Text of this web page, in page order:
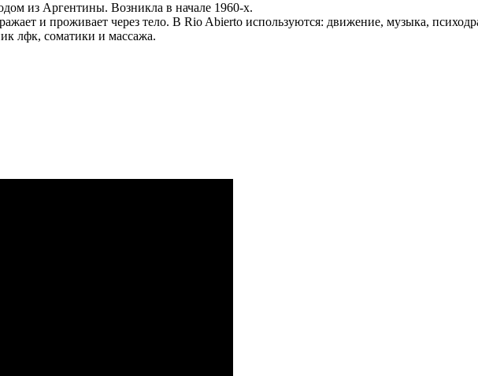
из Аргентины. Возникла в начале 1960-х.
и проживает через тело. В Rio Abierto используются: движение, музыка,
лфк, соматики и массажа.